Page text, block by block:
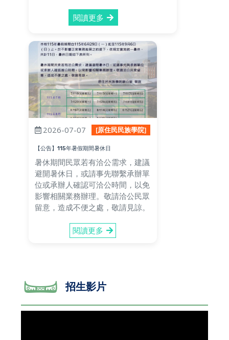
閱讀更多
2026-07-07 [原住民民族學院]
【公告】115年暑假期間暑休日
暑休期間民眾若有洽公需求，建議
避開暑休日，或請事先聯繫承辦單
位或承辦人確認可洽公時間，以免
影響相關業務辦理。敬請洽公民眾
留意，造成不便之處，敬請見諒。
閱讀更多
招生影片